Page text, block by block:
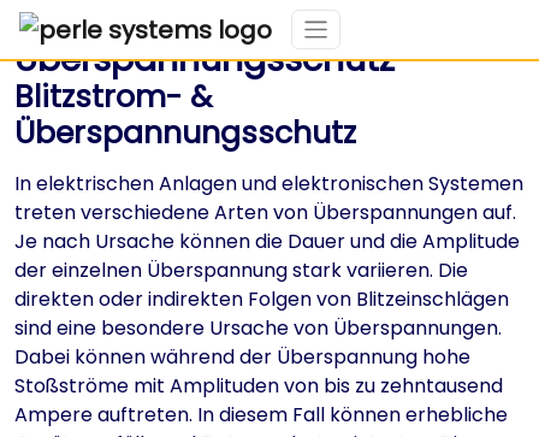
Überspannungsschutz
Blitzstrom- &
Überspannungsschutz
In elektrischen Anlagen und elektronischen Systemen
treten verschiedene Arten von Überspannungen auf.
Je nach Ursache können die Dauer und die Amplitude
der einzelnen Überspannung stark variieren. Die
direkten oder indirekten Folgen von Blitzeinschlägen
sind eine besondere Ursache von Überspannungen.
Dabei können während der Überspannung hohe
Stoßströme mit Amplituden von bis zu zehntausend
Ampere auftreten. In diesem Fall können erhebliche